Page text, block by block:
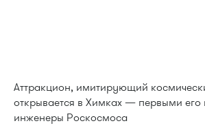
Аттракцион, имитирующий
открывается в Химках — первыми его
инженеры Роскосмоса